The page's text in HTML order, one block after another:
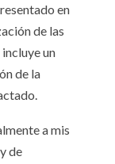
en
de las
un
de la
a mis
de